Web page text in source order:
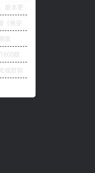
上传下
版本更
（免安
级
清 款
视封锁